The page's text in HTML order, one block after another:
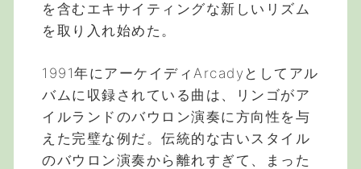
を含むエキサイティングな新しいリズム
を取り入れ始めた。
1991年にアーケイディArcadyとしてアル
バムに収録されている曲は、リンゴがア
イルランドのバウロン演奏に方向性を与
えた完璧な例だ。伝統的な古いスタイル
のバウロン演奏から離れすぎて、まった